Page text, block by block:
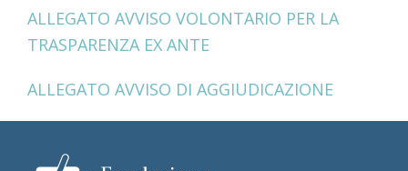
ALLEGATO AVVISO VOLONTARIO PER LA
TRASPARENZA EX ANTE
ALLEGATO AVVISO DI AGGIUDICAZIONE